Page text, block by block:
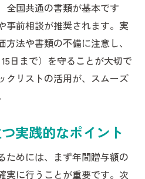
全国共通の書類が基本です
事前相談が推奨されます。実
法や書類の不備に注意し、
日まで）を守ることが大切で
クリストの活用が、スムーズ
実践的なポイント
ためには、まず年間贈与額の
実に行うことが重要です。次